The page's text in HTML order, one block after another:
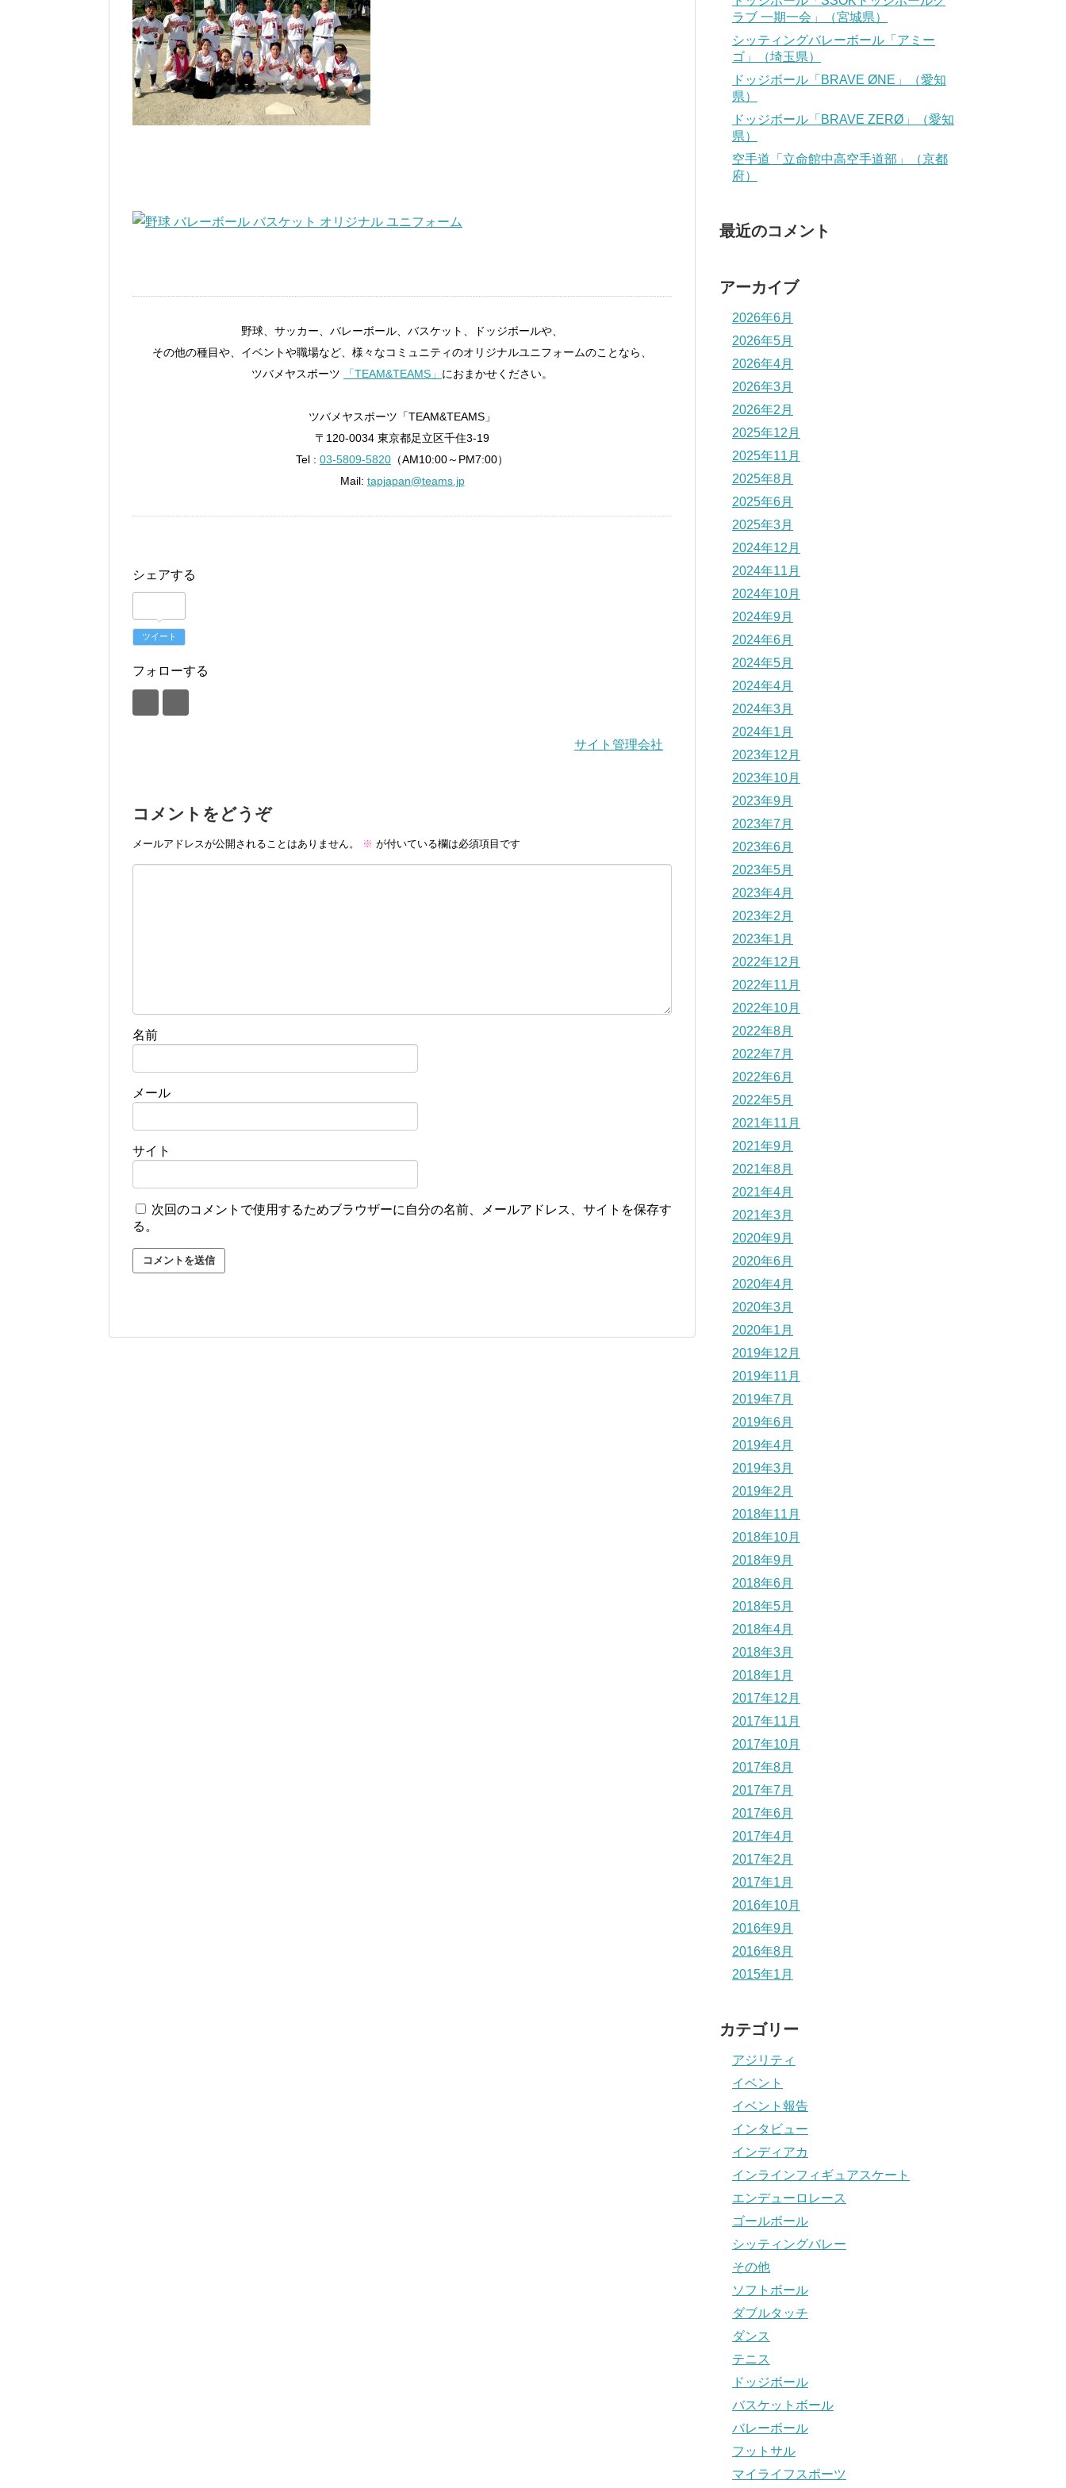
野球、サッカー、バレーボール、バスケット、ドッジボールや、
その他の種目や、イベントや職場など、様々なコミュニティのオリジナルユニフォームのことなら、
ツバメヤスポーツ
「TEAM&TEAMS」 におまかせください。
ツバメヤスポーツ「TEAM&TEAMS」
〒120-0034 東京都足立区千住3-19
Tel : 03-5809-5820 （AM10:00～PM7:00）
Mail: tapjapan@teams.jp
シェアする
ツイート
フォローする
サイト管理会社
コメントをどうぞ
メールアドレスが公開されることはありません。 ※ が付いている欄は必須項目です
名前
メール
サイト
次回のコメントで使用するためブラウザーに自分の名前、メールアドレス、サイトを保存す
る。
ラブ 一期一会」（宮城県）
シッティングバレーボール「アミー
ゴ」（埼玉県）
ドッジボール「BRAVE ØNE」（愛知
県）
ドッジボール「BRAVE ZERØ」（愛知
県）
空手道「立命館中高空手道部」（京都
府）
最近のコメント
アーカイブ
2026年6月
2026年5月
2026年4月
2026年3月
2026年2月
2025年12月
2025年11月
2025年8月
2025年6月
2025年3月
2024年12月
2024年11月
2024年10月
2024年9月
2024年6月
2024年5月
2024年4月
2024年3月
2024年1月
2023年12月
2023年10月
2023年9月
2023年7月
2023年6月
2023年5月
2023年4月
2023年2月
2023年1月
2022年12月
2022年11月
2022年10月
2022年8月
2022年7月
2022年6月
2022年5月
2021年11月
2021年9月
2021年8月
2021年4月
2021年3月
2020年9月
2020年6月
2020年4月
2020年3月
2020年1月
2019年12月
2019年11月
2019年7月
2019年6月
2019年4月
2019年3月
2019年2月
2018年11月
2018年10月
2018年9月
2018年6月
2018年5月
2018年4月
2018年3月
2018年1月
2017年12月
2017年11月
2017年10月
2017年8月
2017年7月
2017年6月
2017年4月
2017年2月
2017年1月
2016年10月
2016年9月
2016年8月
2015年1月
カテゴリー
アジリティ
イベント
イベント報告
インタビュー
インディアカ
インラインフィギュアスケート
エンデューロレース
ゴールボール
シッティングバレー
その他
ソフトボール
ダブルタッチ
ダンス
テニス
ドッジボール
バスケットボール
バレーボール
フットサル
マイライフスポーツ